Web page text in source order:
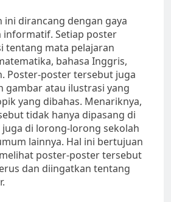
ini dirancang dengan gaya
informatif. Setiap poster
tentang mata pelajaran
bahasa Inggris,
Poster-poster tersebut juga
gambar atau ilustrasi yang
yang dibahas. Menariknya,
tidak hanya dipasang di
juga di lorong-lorong sekolah
lainnya. Hal ini bertujuan
poster-poster tersebut
dan diingatkan tentang